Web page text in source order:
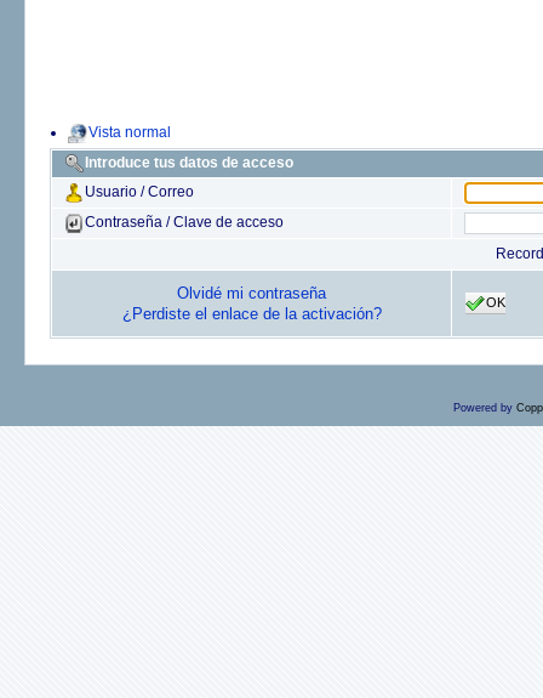
Vista normal
Introduce tus datos de acceso
Usuario / Correo
Contraseña / Clave de acceso
Olvidé mi contraseña
¿Perdiste el enlace de la activación?
OK
Powered by